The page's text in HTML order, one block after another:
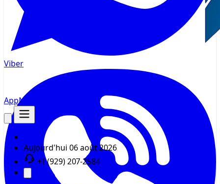
AppMsr
Aujourd'hui 06 août 2026
+1 (929) 207-2584
Viber